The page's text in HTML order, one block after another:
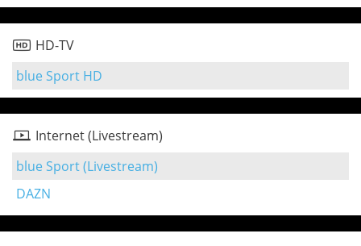
HD-TV
blue Sport HD
Internet (Livestream)
blue Sport (Livestream)
DAZN